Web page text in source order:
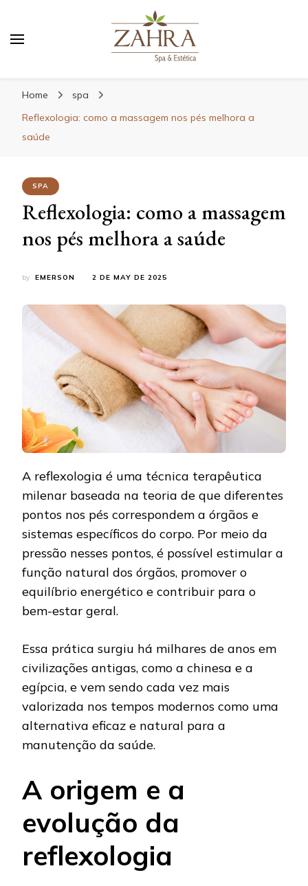
e relaxamento
Home
spa
Reflexologia: como a massagem nos pés melhora a
saúde
SPA
Reflexologia: como a massagem
nos pés melhora a saúde
by EMERSON 2 DE MAY DE 2025
A reflexologia é uma técnica terapêutica
milenar baseada na teoria de que diferentes
pontos nos pés correspondem a órgãos e
sistemas específicos do corpo. Por meio da
pressão nesses pontos, é possível estimular a
função natural dos órgãos, promover o
equilíbrio energético e contribuir para o
bem-estar geral.
Essa prática surgiu há milhares de anos em
civilizações antigas, como a chinesa e a
egípcia, e vem sendo cada vez mais
valorizada nos tempos modernos como uma
alternativa eficaz e natural para a
manutenção da saúde.
A origem e a
evolução da
reflexologia